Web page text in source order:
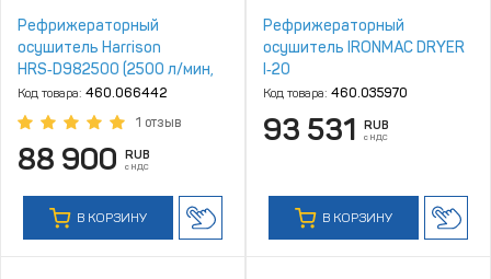
Рефрижераторный
осушитель Harrison
HRS‑D982500 (2500 л/мин,
4‑10 бар)
Код товара: 460.066442
1 отзыв
88 900 RUB
с НДС
В КОРЗИНУ
Рефрижераторный
осушитель IRONMAC DRYER
I‑20
Код товара: 460.035970
93 531 RUB
с НДС
В КОРЗИНУ